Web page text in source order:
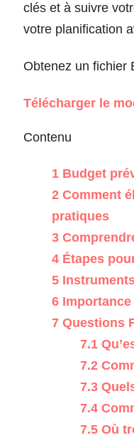
clés et à suivre
votre planification
Obtenez un fichier
Télécharger le
Contenu
1 Budget
2 Comment
pratiques
3
4 Étapes
5
6
7 Questions
7.1
7.2
7.3
7.4
7.5 Où